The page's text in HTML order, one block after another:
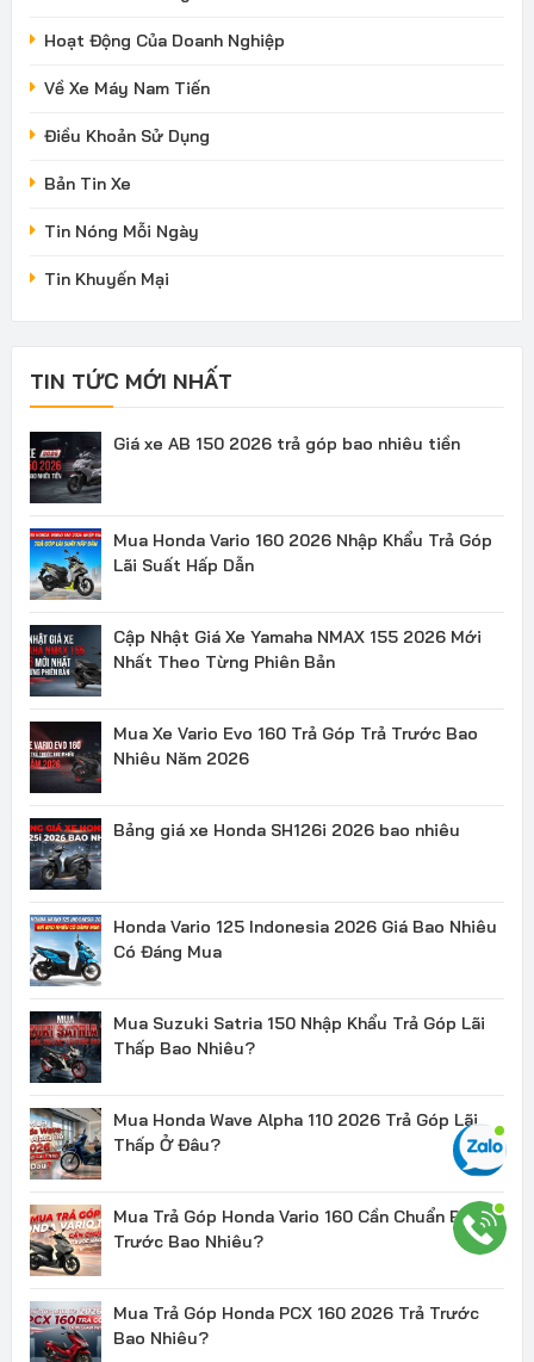
Hoạt Động Của Doanh Nghiệp
Về Xe Máy Nam Tiến
Điều Khoản Sử Dụng
Bản Tin Xe
Tin Nóng Mỗi Ngày
Tin Khuyến Mại
TIN TỨC MỚI NHẤT
Giá xe AB 150 2026 trả góp bao nhiêu tiền
Mua Honda Vario 160 2026 Nhập Khẩu Trả Góp
Lãi Suất Hấp Dẫn
Cập Nhật Giá Xe Yamaha NMAX 155 2026 Mới
Nhất Theo Từng Phiên Bản
Mua Xe Vario Evo 160 Trả Góp Trả Trước Bao
Nhiêu Năm 2026
Bảng giá xe Honda SH126i 2026 bao nhiêu
Honda Vario 125 Indonesia 2026 Giá Bao Nhiêu
Có Đáng Mua
Mua Suzuki Satria 150 Nhập Khẩu Trả Góp Lãi
Thấp Bao Nhiêu?
Mua Honda Wave Alpha 110 2026 Trả Góp Lãi
Thấp Ở Đâu?
Mua Trả Góp Honda Vario 160 Cần Chuẩn Bị
Trước Bao Nhiêu?
Mua Trả Góp Honda PCX 160 2026 Trả Trước
Bao Nhiêu?